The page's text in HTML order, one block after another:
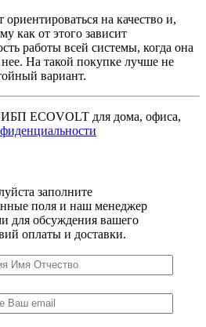
на качество и,
как от этого зависит
работы всей системы, когда она
На такой покупке лучше не
вариант.
ИБП ECOVOLT для дома, офиса,
заполните
поля и наш менеджер
для обсуждения вашего
оплаты и доставки.